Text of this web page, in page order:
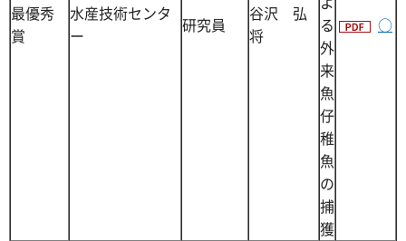
最優秀
賞
水産技術センタ
ー
研究員
谷沢 弘
将
る
外
来
魚
仔
稚
魚
の
捕
獲
○